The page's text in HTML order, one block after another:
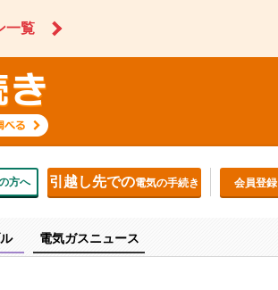
一覧
方へ 引越し先での電気の手続き 会員登録
電気ガスニュース